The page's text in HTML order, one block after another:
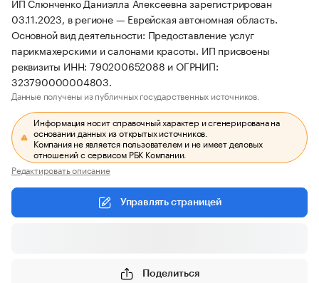
03.11.2023, в регионе — Еврейская автономная область.
Основной вид деятельности: Предоставление услуг
парикмахерскими и салонами красоты. ИП присвоены
реквизиты ИНН: 790200652088 и ОГРНИП:
323790000004803.
Данные получены из публичных государственных источников.
Информация носит справочный характер и сгенерирована на
основании данных из открытых источников.
Компания не является пользователем и не имеет деловых
отношений с сервисом РБК Компании.
Редактировать описание
Управлять страницей
Поделиться